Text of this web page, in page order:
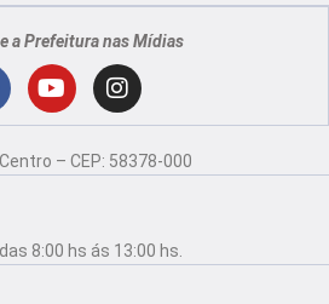
a Prefeitura nas Mídias
Y
u
b
e
I
n
s
g
r
– CEP: 58378-000
8:00 hs ás 13:00 hs.